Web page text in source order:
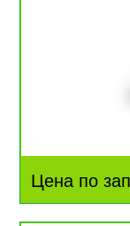
Цена по